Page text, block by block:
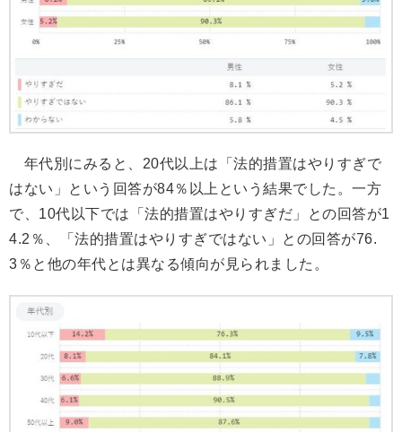
年代別にみると、20代以上は「法的措置はやりすぎで
はない」という回答が84％以上という結果でした。一方
で、10代以下では「法的措置はやりすぎだ」との回答が1
4.2％、「法的措置はやりすぎではない」との回答が76.
3％と他の年代とは異なる傾向が見られました。